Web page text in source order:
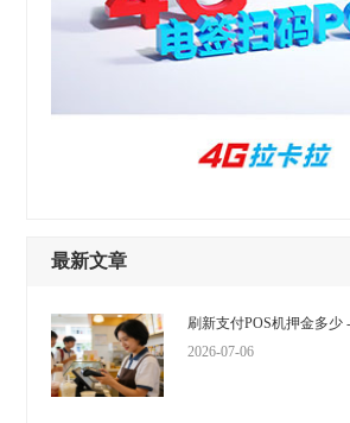
最新文章
刷新支付POS机押金多少
2026-07-06